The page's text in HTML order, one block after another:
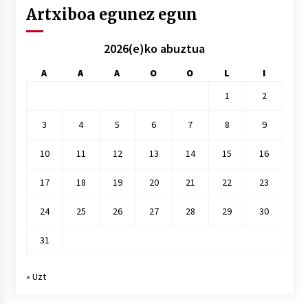
Artxiboa egunez egun
2026(e)ko abuztua
A A A O O L
I
1
2
3 4 5 6 7 8 9
10 11 12 13 14 15 16
17 18 19 20 21 22 23
24 25 26 27 28 29 30
31
« Uzt